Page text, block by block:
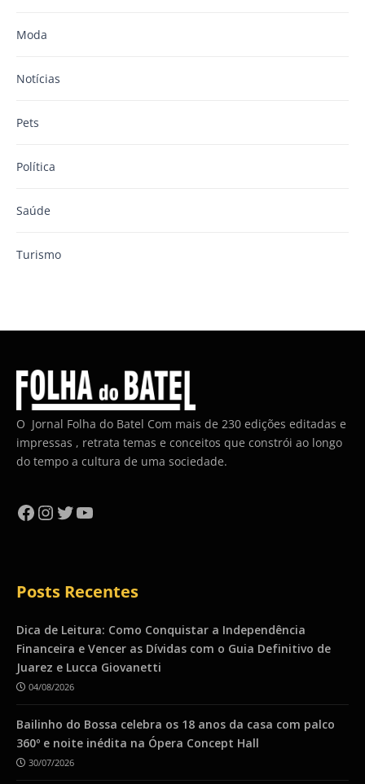
Moda
Notícias
Pets
Política
Saúde
Turismo
O Jornal Folha do Batel Com mais de 230 edições editadas e
impressas , retrata temas e conceitos que constrói ao longo
do tempo a cultura de uma sociedade.
Facebook
Instagram
Twitter
YouTube
Posts Recentes
Dica de Leitura: Como Conquistar a Independência
Financeira e Vencer as Dívidas com o Guia Definitivo de
Juarez e Lucca Giovanetti
04/08/2026
Bailinho do Bossa celebra os 18 anos da casa com palco
360º e noite inédita na Ópera Concept Hall
30/07/2026